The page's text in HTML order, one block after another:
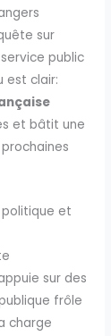
sur
public
est clair:
et bâtit une
politique et
sur des
frôle
charge